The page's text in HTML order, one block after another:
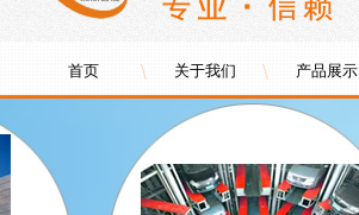
首页 关于我们 产品展示